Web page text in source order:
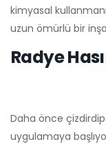
kimyasal
uzun ömürlü bir
Radye
Daha önce
uygulamaya